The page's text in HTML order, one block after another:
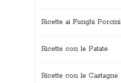
Ricette ai Funghi Porcini
Ricette con le Patate
Ricette con le Castagne